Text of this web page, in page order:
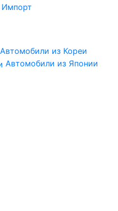
Автомобили из Кореи
Автомобили из Японии